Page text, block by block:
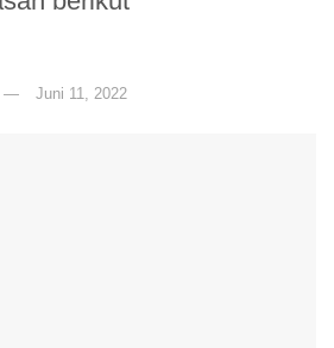
Juni 11, 2022